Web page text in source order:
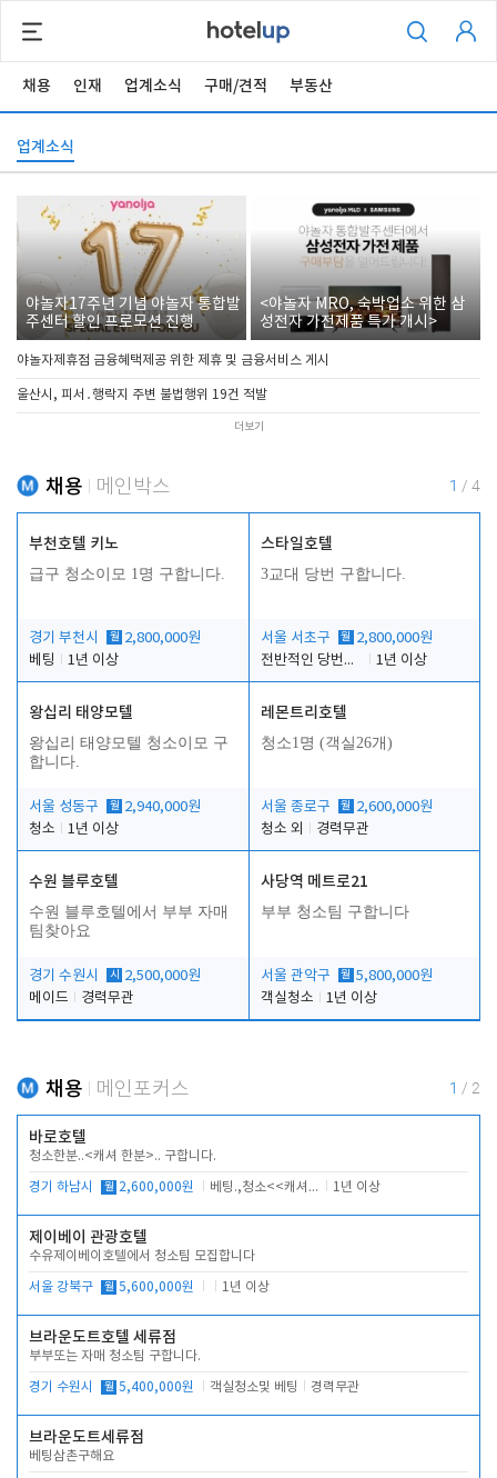
채용 인재 업계소식 구매/견적 부동산
업계소식
야놀자17주년 기념 야놀자 통합발
주센터 할인 프로모션 진행
<야놀자 MRO, 숙박업소 위한 삼
성전자 가전제품 특가 개시>
야놀자제휴점 금융혜택제공 위한 제휴 및 금융서비스 게시
울산시, 피서․행락지 주변 불법행위 19건 적발
더보기
채용 메인박스 1 / 4
부천호텔 키노
급구 청소이모 1명 구합니다.
경기 부천시 월 2,800,000원
베팅
1년 이상
스타일호텔
3교대 당번 구합니다.
서울 서초구 월 2,800,000원
전반적인 당번업무
1년 이상
왕십리 태양모텔
왕십리 태양모텔 청소이모 구
합니다.
서울 성동구 월 2,940,000원
청소
1년 이상
레몬트리호텔
청소1명 (객실26개)
서울 종로구 월 2,600,000원
청소 외
경력무관
수원 블루호텔
수원 블루호텔에서 부부 자매
팀찾아요
경기 수원시 시
2,500,000원
메이드
경력무관
사당역 메트로21
부부 청소팀 구합니다
서울 관악구 월 5,800,000원
객실청소
1년 이상
채용 메인포커스 1 / 2
바로호텔
청소한분..<캐셔 한분>.. 구합니다.
경기 하남시 월 2,600,000원 베팅.,청소<<캐셔 모셔봅니다. 1년 이상
제이베이 관광호텔
수유제이베이호텔에서 청소팀 모집합니다
서울 강북구 월 5,600,000원 1년 이상
브라운도트호텔 세류점
부부또는 자매 청소팀 구합니다.
경기 수원시 월 5,400,000원 객실청소및 베팅 경력무관
브라운도트세류점
베팅삼촌구해요